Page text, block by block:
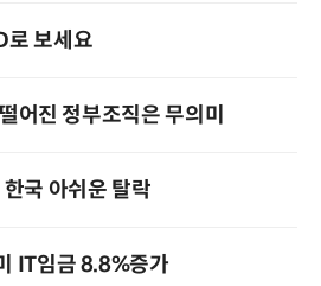
로 보세요
진 정부조직은 무의미
국 아쉬운 탈락
IT임금 8.8%증가